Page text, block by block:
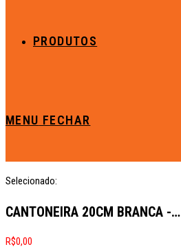
PRODUTOS
MENU FECHAR
Selecionado:
CANTONEIRA 20CM BRANCA -…
R$0,00